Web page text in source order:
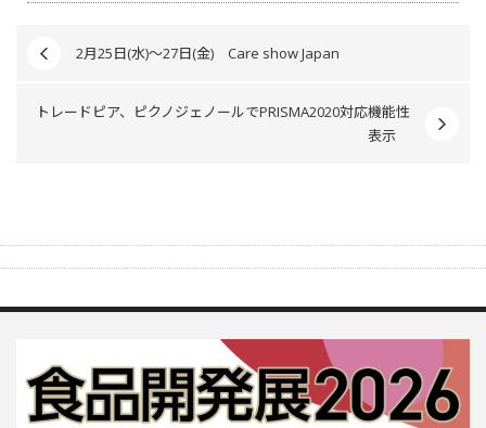
2月25日(水)～27日(金) Care show Japan
トレードピア、ピクノジェノールでPRISMA2020対応機能性
表示